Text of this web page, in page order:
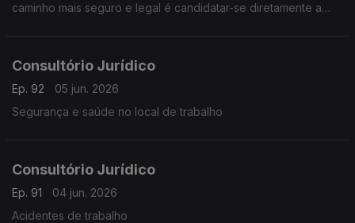
caminho mais seguro e legal é candidatar-se diretamente a
Consultório Jurídico
Ep. 92
05 jun. 2026
Segurança e saúde no local de trabalho
Consultório Jurídico
Ep. 91
04 jun. 2026
Acidentes de trabalho